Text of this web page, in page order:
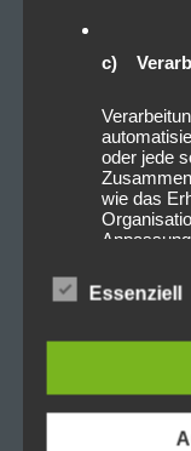
c)
oder jede
wie das
durch
Form der
oder die
d)
Essenziell